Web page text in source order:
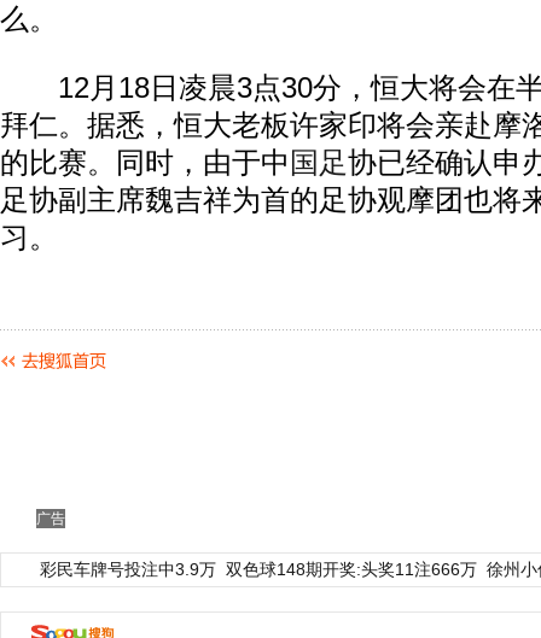
么。
12月18日凌晨3点30分，恒大将会在
拜仁。据悉，恒大老板许家印将会亲赴摩
的比赛。同时，由于中 国足协已经确认申
足协副主席魏吉祥为首的足协观摩团也将
习。
广告
彩民车牌号投注中3.9万 双色球148期开奖:头奖11注666万 徐州